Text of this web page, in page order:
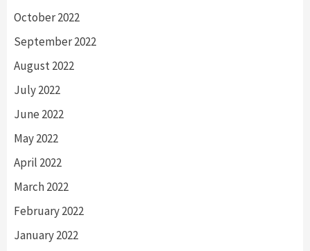
October 2022
September 2022
August 2022
July 2022
June 2022
May 2022
April 2022
March 2022
February 2022
January 2022